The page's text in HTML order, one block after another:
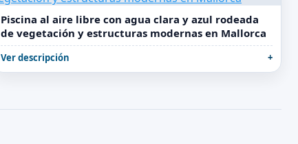
Piscina al aire libre con agua clara y azul rodeada
de vegetación y estructuras modernas en Mallorca
Ver descripción